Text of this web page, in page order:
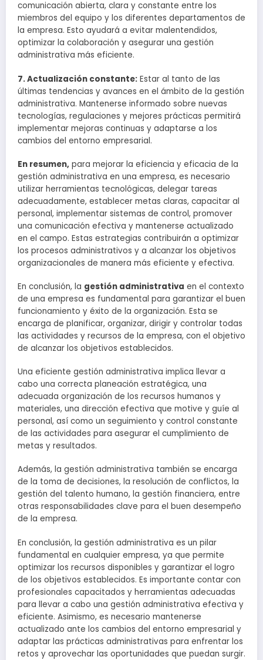
comunicación abierta, clara y constante entre los
miembros del equipo y los diferentes departamentos de
la empresa. Esto ayudará a evitar malentendidos,
optimizar la colaboración y asegurar una gestión
administrativa más eficiente.
7. Actualización constante: Estar al tanto de las
últimas tendencias y avances en el ámbito de la gestión
administrativa. Mantenerse informado sobre nuevas
tecnologías, regulaciones y mejores prácticas permitirá
implementar mejoras continuas y adaptarse a los
cambios del entorno empresarial.
En resumen, para mejorar la eficiencia y eficacia de la
gestión administrativa en una empresa, es necesario
utilizar herramientas tecnológicas, delegar tareas
adecuadamente, establecer metas claras, capacitar al
personal, implementar sistemas de control, promover
una comunicación efectiva y mantenerse actualizado
en el campo. Estas estrategias contribuirán a optimizar
los procesos administrativos y a alcanzar los objetivos
organizacionales de manera más eficiente y efectiva.
En conclusión, la gestión administrativa en el contexto
de una empresa es fundamental para garantizar el buen
funcionamiento y éxito de la organización. Esta se
encarga de planificar, organizar, dirigir y controlar todas
las actividades y recursos de la empresa, con el objetivo
de alcanzar los objetivos establecidos.
Una eficiente gestión administrativa implica llevar a
cabo una correcta planeación estratégica, una
adecuada organización de los recursos humanos y
materiales, una dirección efectiva que motive y guíe al
personal, así como un seguimiento y control constante
de las actividades para asegurar el cumplimiento de
metas y resultados.
Además, la gestión administrativa también se encarga
de la toma de decisiones, la resolución de conflictos, la
gestión del talento humano, la gestión financiera, entre
otras responsabilidades clave para el buen desempeño
de la empresa.
En conclusión, la gestión administrativa es un pilar
fundamental en cualquier empresa, ya que permite
optimizar los recursos disponibles y garantizar el logro
de los objetivos establecidos. Es importante contar con
profesionales capacitados y herramientas adecuadas
para llevar a cabo una gestión administrativa efectiva y
eficiente. Asimismo, es necesario mantenerse
actualizado ante los cambios del entorno empresarial y
adaptar las prácticas administrativas para enfrentar los
retos y aprovechar las oportunidades que puedan surgir.